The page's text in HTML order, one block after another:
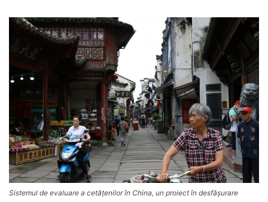
Sistemul de evaluare a cetăţenilor în China, un proiect în desfăşurare